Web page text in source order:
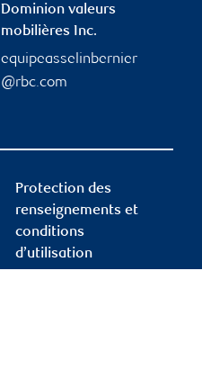
Dominion valeurs
mobilières Inc.
equipeasselinbernier
@rbc.com
Protection des
renseignements et
conditions
d’utilisation